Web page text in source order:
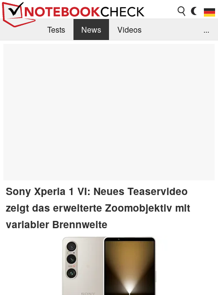
Tests News
Videos
...
Sony Xperia 1 VI: Neues Teaservideo
zeigt das erweiterte Zoomobjektiv mit
variabler Brennweite